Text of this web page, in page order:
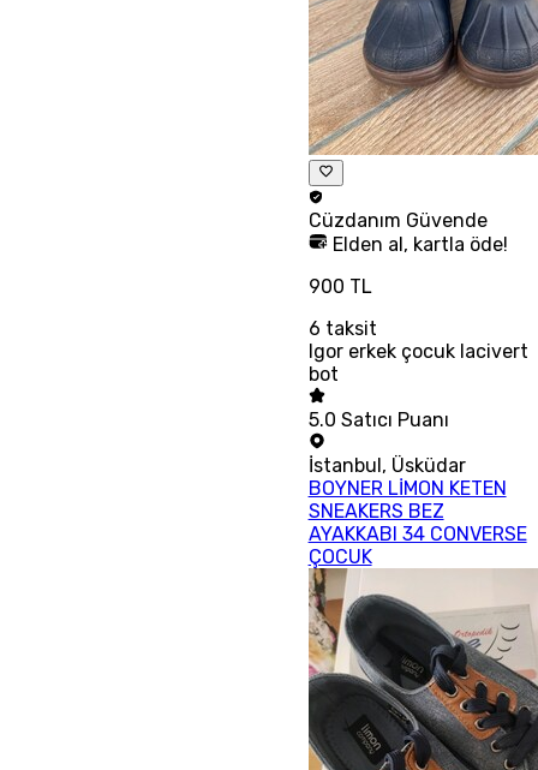
Cüzdanım Güvende
Elden al, kartla öde!
900 TL
6 taksit
Igor erkek çocuk lacivert
bot
5.0 Satıcı Puanı
İstanbul, Üsküdar
BOYNER LİMON KETEN
SNEAKERS BEZ
AYAKKABI 34 CONVERSE
ÇOCUK